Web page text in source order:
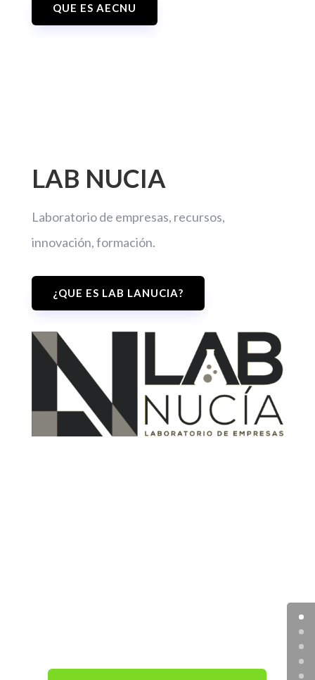
QUE ES AECNU
LAB NUCIA
Laboratorio de empresas, recursos,
innovación, formación.
¿QUE ES LAB LANUCIA?